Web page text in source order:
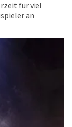
für viel
an